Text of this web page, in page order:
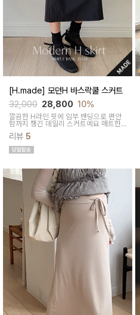
[H.made] 모던H 바스락쿨 스커트
32,000 28,800 10%
깔끔한 H라인 핏에 임부 밴딩으로 편안
함까지 챙긴 데일리 스커트예요 매트한
소재감으로 고급스러우며 다양한 상의와
두루 잘 어울려요
리뷰 5